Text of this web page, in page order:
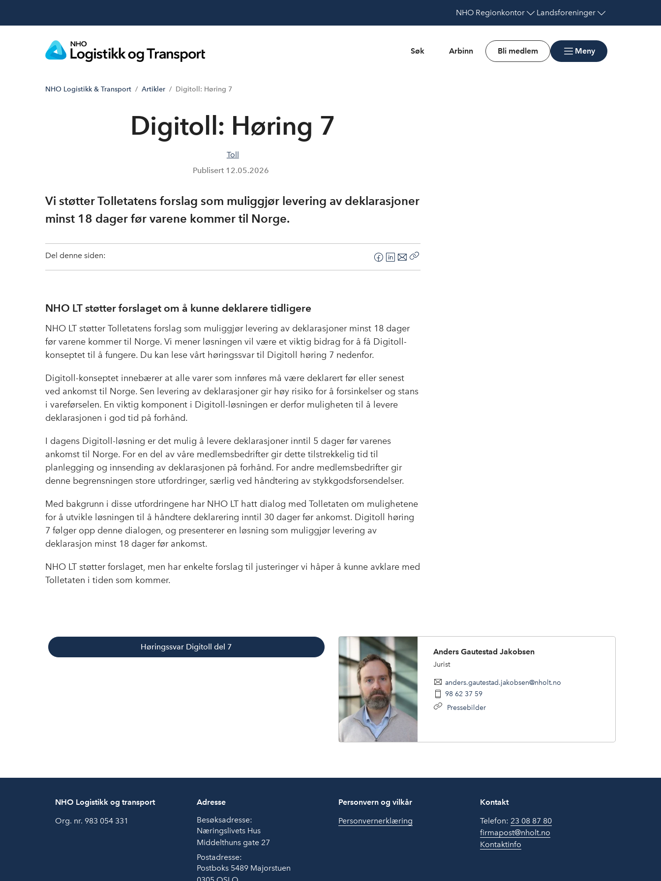
NHO Regionkontor Landsforeninger
Søk Arbinn Bli medlem Meny
NHO Logistikk & Transport Artikler Digitoll: Høring 7
Digitoll: Høring 7
Toll
Publisert 12.05.2026
Vi støtter Tolletatens forslag som muliggjør levering av deklarasjoner
minst 18 dager før varene kommer til Norge.
Del denne siden:
F
o
k
L
n
E
NHO LT støtter forslaget om å kunne deklarere tidligere
NHO LT støtter Tolletatens forslag som muliggjør levering av deklarasjoner minst 18 dager
før varene kommer til Norge. Vi mener løsningen vil være et viktig bidrag for å få Digitoll-
konseptet til å fungere. Du kan lese vårt høringssvar til Digitoll høring 7 nedenfor.
Digitoll-konseptet innebærer at alle varer som innføres må være deklarert før eller senest
ved ankomst til Norge. Sen levering av deklarasjoner gir høy risiko for å forsinkelser og stans
i vareførselen. En viktig komponent i Digitoll-løsningen er derfor muligheten til å levere
deklarasjonen i god tid på forhånd.
I dagens Digitoll-løsning er det mulig å levere deklarasjoner inntil 5 dager før varenes
ankomst til Norge. For en del av våre medlemsbedrifter gir dette tilstrekkelig tid til
planlegging og innsending av deklarasjonen på forhånd. For andre medlemsbedrifter gir
denne begrensningen store utfordringer, særlig ved håndtering av stykkgodsforsendelser.
Med bakgrunn i disse utfordringene har NHO LT hatt dialog med Tolletaten om mulighetene
for å utvikle løsningen til å håndtere deklarering inntil 30 dager før ankomst. Digitoll høring
7 følger opp denne dialogen, og presenterer en løsning som muliggjør levering av
deklarasjon minst 18 dager før ankomst.
NHO LT støtter forslaget, men har enkelte forslag til justeringer vi håper å kunne avklare med
Tolletaten i tiden som kommer.
Høringssvar Digitoll del 7
Anders Gautestad Jakobsen
Jurist
anders.gautestad.jakobsen@nholt.no
98 62 37 59
Pressebilder
NHO Logistikk og transport
Org. nr. 983 054 331
Adresse
Besøksadresse:
Næringslivets Hus
Middelthuns gate 27
Postadresse:
Postboks 5489 Majorstuen
Personvern og vilkår
Personvernerklæring
Kontakt
Telefon: 23 08 87 80
firmapost@nholt.no
Kontaktinfo